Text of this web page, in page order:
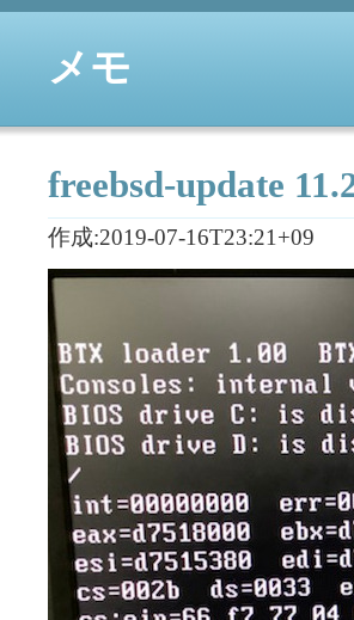
メモ
freebsd-update
作成:2019-07-16T23:21+09